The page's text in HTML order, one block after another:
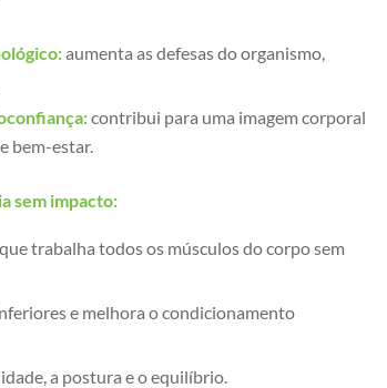
aumenta as defesas do organismo,
contribui para uma imagem corporal
bem-estar.
sem impacto:
trabalha todos os músculos do corpo sem
e melhora o condicionamento
a postura e o equilíbrio.